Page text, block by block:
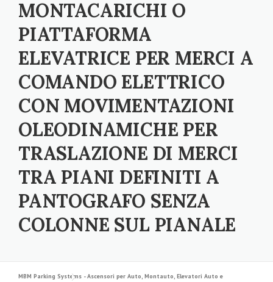
MONTACARICHI O
PIATTAFORMA
ELEVATRICE PER MERCI A
COMANDO ELETTRICO
CON MOVIMENTAZIONI
OLEODINAMICHE PER
TRASLAZIONE DI MERCI
TRA PIANI DEFINITI A
PANTOGRAFO SENZA
COLONNE SUL PIANALE
MBM Parking Systems - Ascensori per Auto, Montauto, Elevatori Auto e